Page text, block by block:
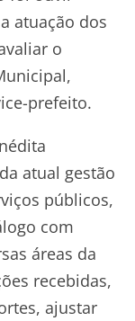
atuação dos
o
prefeito.
atual gestão
públicos,
com
áreas da
recebidas,
ajustar